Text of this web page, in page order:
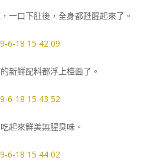
一口下肚後，全身都甦醒起來了。
新鮮配料都浮上檯面了。
起來鮮美無腥臭味。